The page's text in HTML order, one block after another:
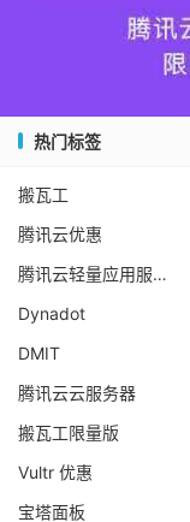
热门标签
搬瓦工
腾讯云优惠
腾讯云轻量应用服务器
Dynadot
DMIT
腾讯云云服务器
搬瓦工限量版
Vultr 优惠
宝塔面板